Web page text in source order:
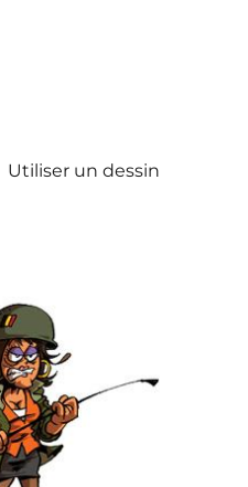
Utiliser un dessin